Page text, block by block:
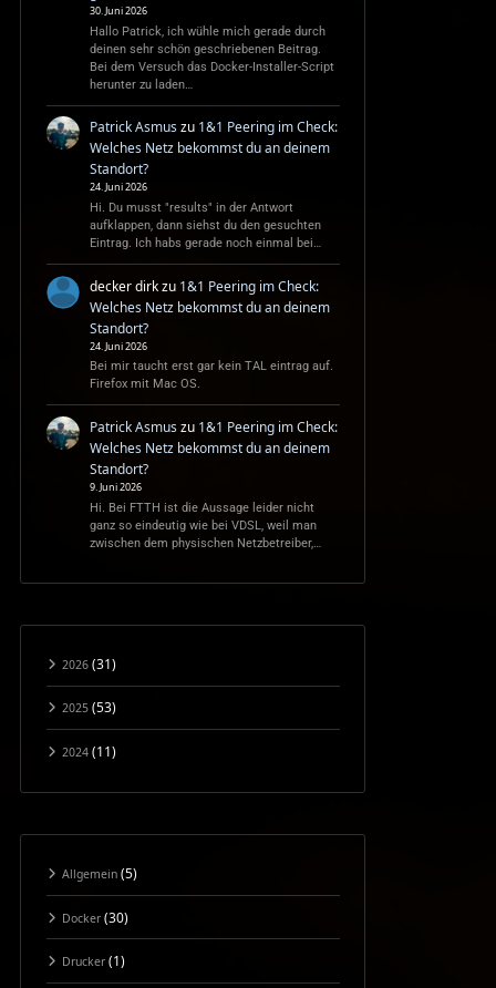
30. Juni 2026
Hallo Patrick, ich wühle mich gerade durch
deinen sehr schön geschriebenen Beitrag.
Bei dem Versuch das Docker-Installer-Script
herunter zu laden…
Patrick Asmuszu 1&1 Peering im Check:
Welches Netz bekommst du an deinem
Standort?
24. Juni 2026
Hi. Du musst "results" in der Antwort
aufklappen, dann siehst du den gesuchten
Eintrag. Ich habs gerade noch einmal bei…
decker dirkzu 1&1 Peering im Check:
Welches Netz bekommst du an deinem
Standort?
24. Juni 2026
Bei mir taucht erst gar kein TAL eintrag auf.
Firefox mit Mac OS.
Patrick Asmuszu 1&1 Peering im Check:
Welches Netz bekommst du an deinem
Standort?
9. Juni 2026
Hi. Bei FTTH ist die Aussage leider nicht
ganz so eindeutig wie bei VDSL, weil man
zwischen dem physischen Netzbetreiber,…
2026(31)
2025(53)
2024(11)
Allgemein(5)
Docker(30)
Drucker(1)